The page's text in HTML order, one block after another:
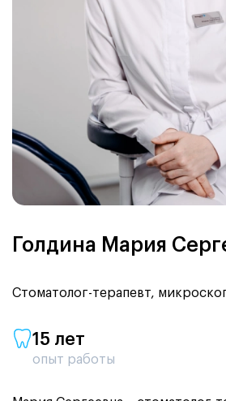
Голдина Мария
Стоматолог-терапевт,
15 лет
опыт работы